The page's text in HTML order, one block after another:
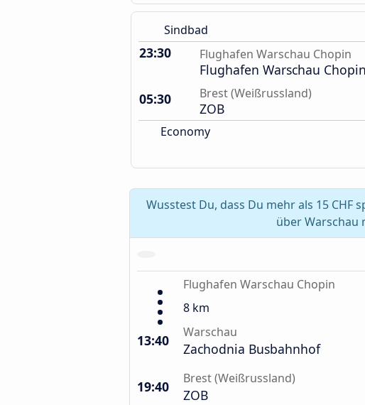
Sindbad
23:30 Flughafen Warschau Chopin
Flughafen Warschau Chopin
05:30
Brest (Weißrussland)
ZOB
Economy
Wusstest Du, dass Du mehr als 15 CHF
über Warschau
Flughafen Warschau Chopin
8 km
13:40 Warschau
Zachodnia Busbahnhof
19:40 Brest (Weißrussland)
ZOB